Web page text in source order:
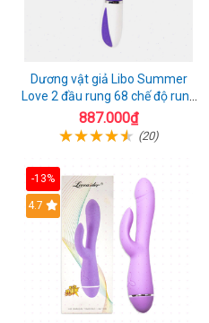
Dương vật giả Libo Summer
Love 2 đầu rung 68 chế độ rung
sạc pin thỏa mãn
887.000₫
(20)
-13%
4.7